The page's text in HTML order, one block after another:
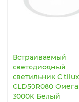
Встраиваемый
светодиодный
светильник Citilux
CLD50R080
3000K Белый